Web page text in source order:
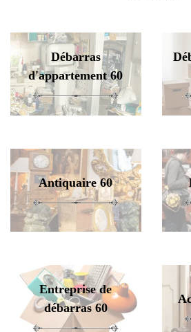
Débarras
d'appartement 60
Antiquaire 60
Entreprise de
débarras 60